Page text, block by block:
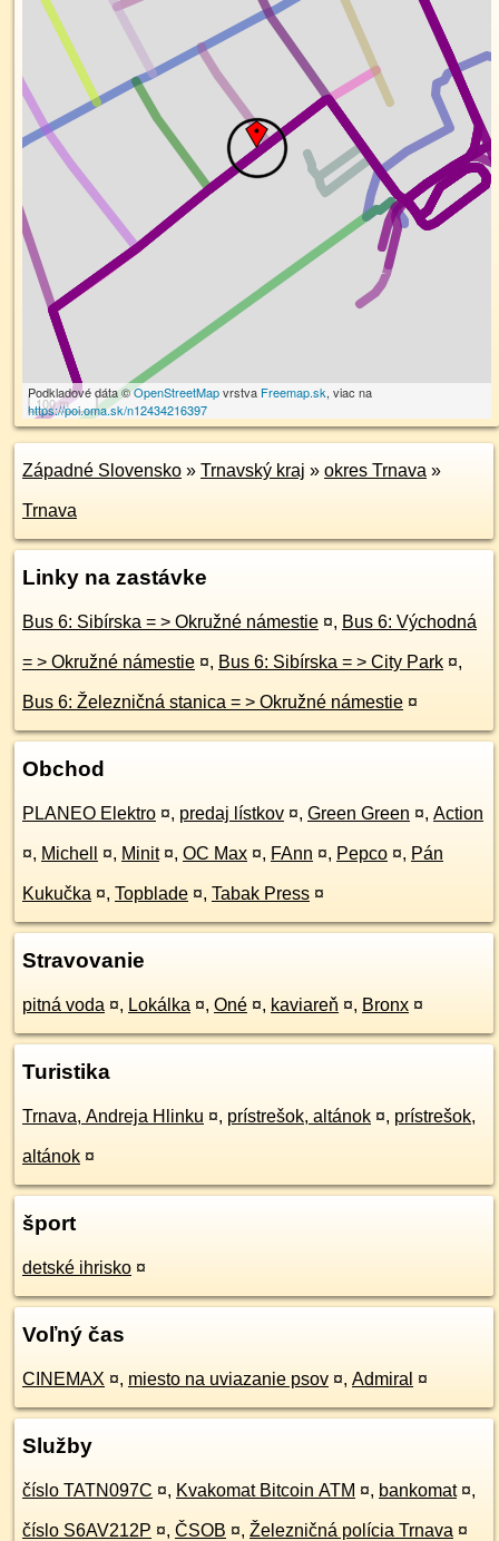
100 m
Podkladové dáta ©OpenStreetMapvrstva Freemap.sk, viac na
https://poi.oma.sk/n12434216397
Západné Slovensko » Trnavský kraj » okres Trnava »
Trnava
Linky na zastávke
Bus 6: Sibírska = > Okružné námestie ¤, Bus 6: Východná
= > Okružné námestie ¤, Bus 6: Sibírska = > City Park ¤,
Bus 6: Železničná stanica = > Okružné námestie ¤
Obchod
PLANEO Elektro ¤, predaj lístkov ¤, Green Green ¤, Action
¤, Michell ¤, Minit ¤, OC Max ¤, FAnn ¤, Pepco ¤, Pán
Kukučka ¤, Topblade ¤, Tabak Press ¤
Stravovanie
pitná voda ¤, Lokálka ¤, Oné ¤, kaviareň ¤, Bronx ¤
Turistika
Trnava, Andreja Hlinku ¤, prístrešok, altánok ¤, prístrešok,
altánok ¤
šport
detské ihrisko ¤
Voľný čas
CINEMAX ¤, miesto na uviazanie psov ¤, Admiral ¤
Služby
číslo TATN097C ¤, Kvakomat Bitcoin ATM ¤, bankomat ¤,
číslo S6AV212P ¤, ČSOB ¤, Železničná polícia Trnava ¤